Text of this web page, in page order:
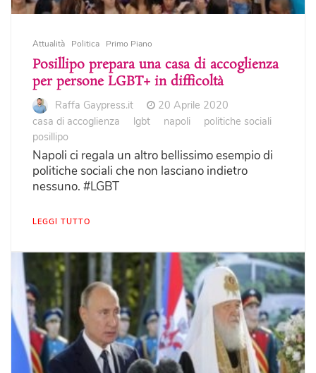
Attualità Politica Primo Piano
Posillipo prepara una casa di accoglienza
per persone LGBT+ in difficoltà
Raffa Gaypress.it
20 Aprile 2020
casa di accoglienza
lgbt napoli
politiche sociali
posillipo
Napoli ci regala un altro bellissimo esempio di
politiche sociali che non lasciano indietro
nessuno. #LGBT
LEGGI TUTTO